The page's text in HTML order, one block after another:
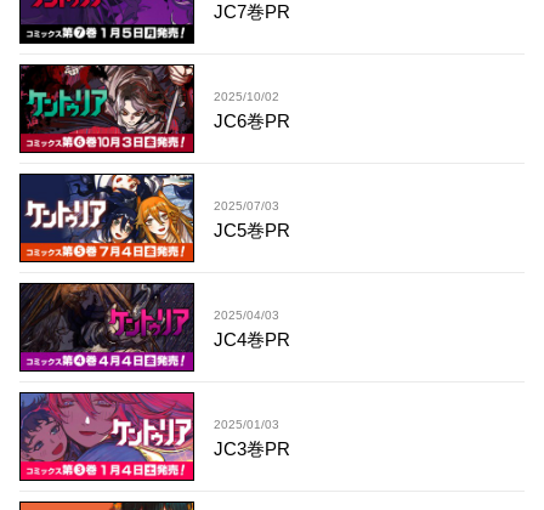
JC7巻PR
2025/10/02
JC6巻PR
2025/07/03
JC5巻PR
2025/04/03
JC4巻PR
2025/01/03
JC3巻PR